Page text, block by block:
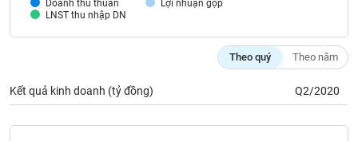
Doanh thu thuần
Lợi nhuận gộp
LNST thu nhập DN
Theo quý Theo năm
Kết quả kinh doanh (tỷ đồng) Q2/2020
của
tác
(-)
Báo
cáo